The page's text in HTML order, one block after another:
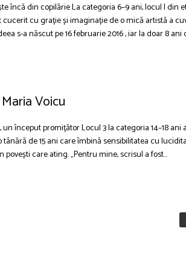
încă din copilărie La categoria 6–9 ani, locul I din
cu grație și imaginație de o mică artistă a
s-a născut pe 16 februarie 2016 , iar la doar 8 ani
Voicu
început promițător Locul 3 la categoria 14–18 ani
tânără de 15 ani care îmbină sensibilitatea cu
care ating. „Pentru mine, scrisul a fost...